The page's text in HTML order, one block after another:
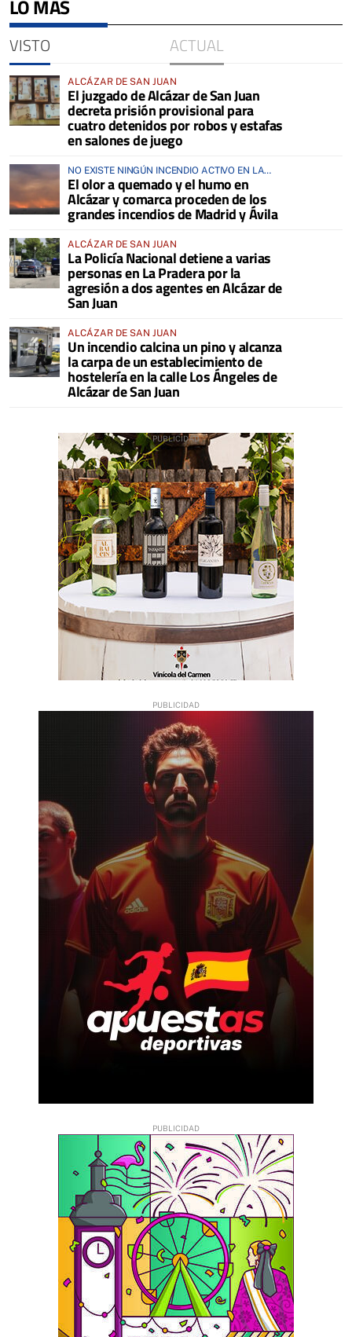
LO MÁS
VISTO ACTUAL
ALCÁZAR DE SAN JUAN
El juzgado de Alcázar de San Juan
decreta prisión provisional para
cuatro detenidos por robos y estafas
en salones de juego
NO EXISTE NINGÚN INCENDIO ACTIVO EN LA
COMARCA
El olor a quemado y el humo en
Alcázar y comarca proceden de los
grandes incendios de Madrid y Ávila
ALCÁZAR DE SAN JUAN
La Policía Nacional detiene a varias
personas en La Pradera por la
agresión a dos agentes en Alcázar de
San Juan
ALCÁZAR DE SAN JUAN
Un incendio calcina un pino y alcanza
la carpa de un establecimiento de
hostelería en la calle Los Ángeles de
Alcázar de San Juan